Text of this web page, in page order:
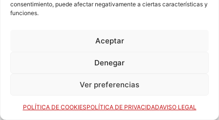
consentimiento, puede afectar negativamente a ciertas características y
funciones.
Aceptar
Denegar
Ver preferencias
POLÍTICA DE COOKIESPOLÍTICA DE PRIVACIDADAVISO LEGAL
TEMPORADA 2003-04
TEMPORADA 2003-04